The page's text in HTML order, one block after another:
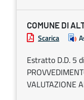
COMUNE DI
Scarica
Estratto D.D. 5
VALUTAZIONE